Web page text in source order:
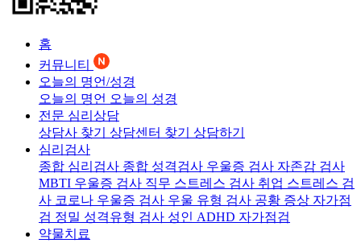
홈
커뮤니티
오늘의 명언/성경
오늘의 명언 오늘의 성경
전문 심리상담
상담사 찾기 상담센터 찾기 상담하기
심리검사
종합 심리검사 종합 성격검사 우울증 검사 자존감 검사
MBTI 우울증 검사 직무 스트레스 검사 취업 스트레스 검
사 코로나 우울증 검사 우울 유형 검사 공황 증상 자가점
검 정밀 성격유형 검사 성인 ADHD 자가점검
약물치료